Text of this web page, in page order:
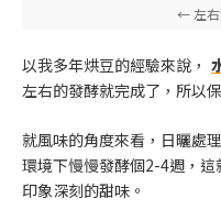
以我多年烘豆的經驗來說，
左右的發酵就完成了，所以
就風味的角度來看，日曬處
環境下慢慢發酵個2-4週，
印象深刻的甜味。